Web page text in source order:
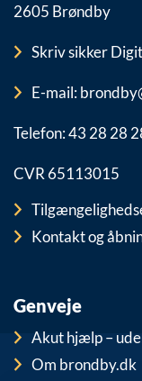
2605 Brøndby
Skriv sikker
E-mail:
Telefon: 43 28 28
CVR 65113015
Kontakt og
Genveje
Akut hjælp –
Om brondby.dk